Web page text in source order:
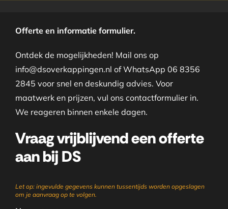
Offerte en informatie formulier.
Ontdek de mogelijkheden! Mail ons op
info@dsoverkappingen.nl of WhatsApp 06 8356
2845 voor snel en deskundig advies. Voor
maatwerk en prijzen, vul ons contactformulier in.
We reageren binnen enkele dagen.
Vraag vrijblijvend een offerte
aan bij DS
Let op: ingevulde gegevens kunnen tussentijds worden opgeslagen
om je aanvraag op te volgen.